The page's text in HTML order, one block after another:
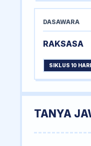
DASAWARA
RAKSASA
SIKLUS 10 HARI
TANYA